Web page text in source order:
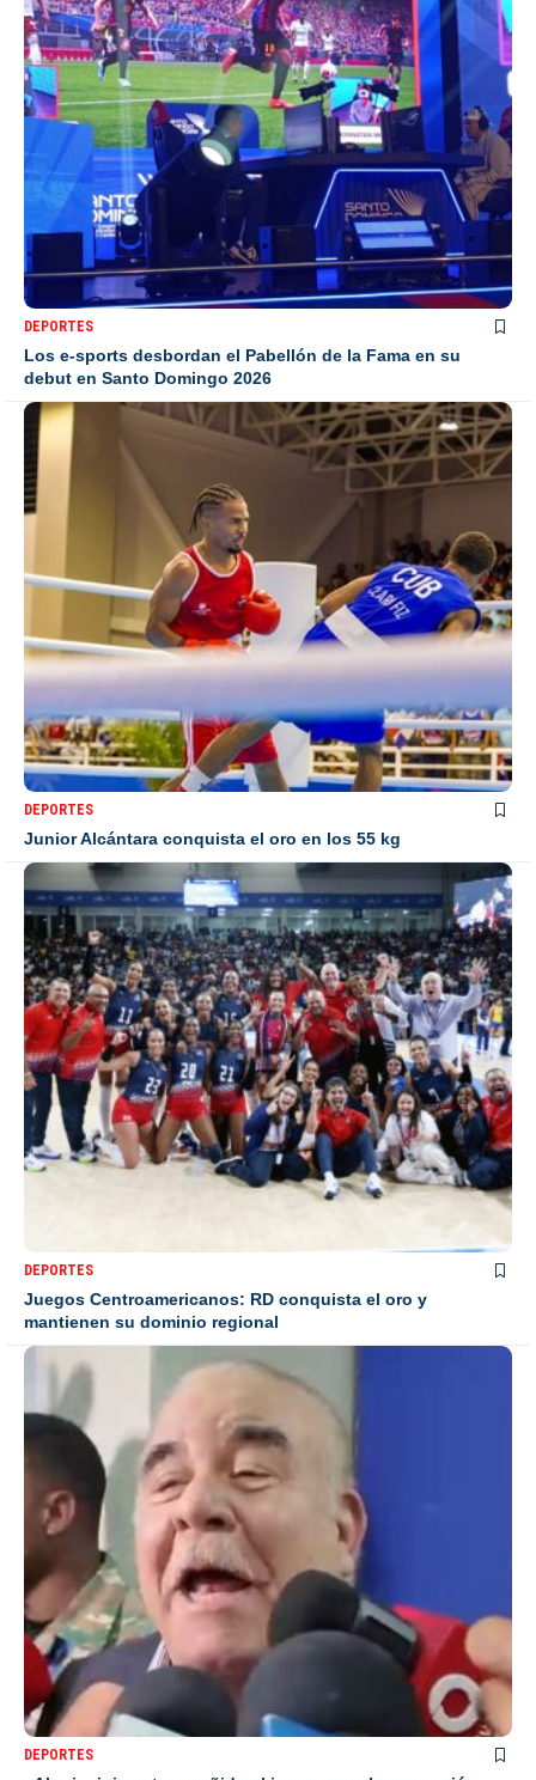
DEPORTES
Los e-sports desbordan el Pabellón de la Fama en su
debut en Santo Domingo 2026
DEPORTES
Junior Alcántara conquista el oro en los 55 kg
DEPORTES
Juegos Centroamericanos: RD conquista el oro y
mantienen su dominio regional
DEPORTES